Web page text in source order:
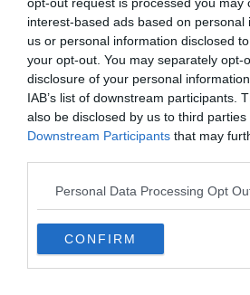
interest-based ads based on personal
us or personal information disclosed
your opt-out. You may separately opt-
disclosure of your personal
IAB’s list of downstream participants.
also be disclosed by us to third parties
Downstream Participants that may
Personal Data Processing Opt
CONFIRM
Canyonlands, Bryce Canyon et Zion
merveilleux paysages et
randonnées dans des
Enfin, avant de retourner à Las
un détour pour vous rendre à
exceptionnels.
Voir l’itinéraire